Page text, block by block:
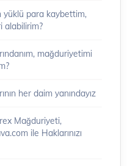
yüklü para kaybettim,
alabilirim?
mağduriyetimi
her daim yanındayız
Mağduriyeti,
ile Haklarınızı